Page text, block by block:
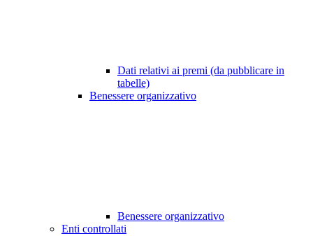
Dati relativi ai premi (da pubblicare in
tabelle)
Benessere organizzativo
Benessere organizzativo
Enti controllati